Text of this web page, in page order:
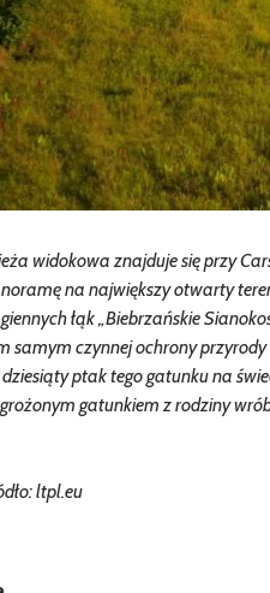
widokowa znajduje się przy
na największy otwarty
łąk „Biebrzańskie
samym czynnej ochrony
ptak tego gatunku na
gatunkiem z rodziny
ltpl.eu